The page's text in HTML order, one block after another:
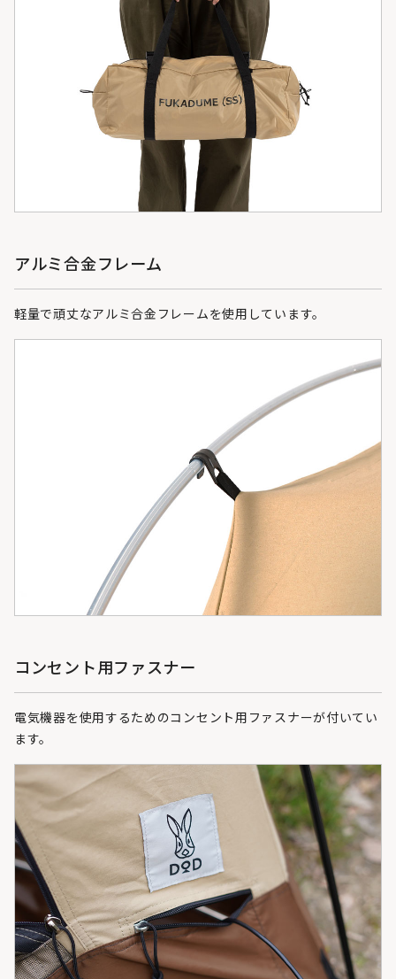
アルミ合金フレーム
軽量で頑丈なアルミ合金フレームを使用しています。
コンセント用ファスナー
電気機器を使用するためのコンセント用ファスナーが付いてい
ます。